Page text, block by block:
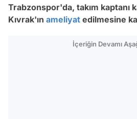
Trabzonspor'da, takım kaptanı
Kıvrak'ın ameliyat edilmesine
İçeriğin Devamı